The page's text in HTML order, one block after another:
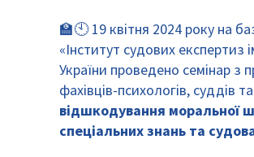
🏫🕙 19 квітня 2024 року на
«Інститут судових експертиз
України проведено семінар з
фахівців-психологів, суддів
відшкодування моральної
спеціальних знань та